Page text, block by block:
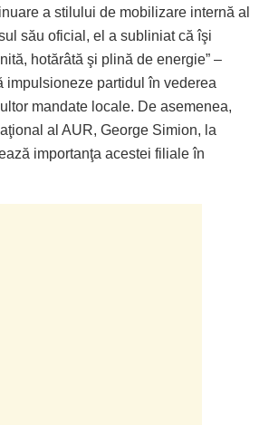
a stilului de mobilizare internă al
său oficial, el a subliniat că îşi
hotărâtă şi plină de energie” –
impulsioneze partidul în vederea
mandate locale. De asemenea,
al AUR, George Simion, la
importanţa acestei filiale în